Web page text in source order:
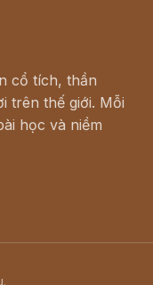
cổ tích, thần
trên thế giới. Mỗi
học và niềm